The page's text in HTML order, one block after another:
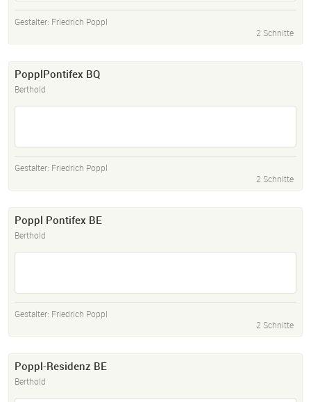
Gestalter: Friedrich Poppl
2 Schnitte
PopplPontifex BQ
Berthold
Gestalter: Friedrich Poppl
2 Schnitte
Poppl Pontifex BE
Berthold
Gestalter: Friedrich Poppl
2 Schnitte
Poppl-Residenz BE
Berthold